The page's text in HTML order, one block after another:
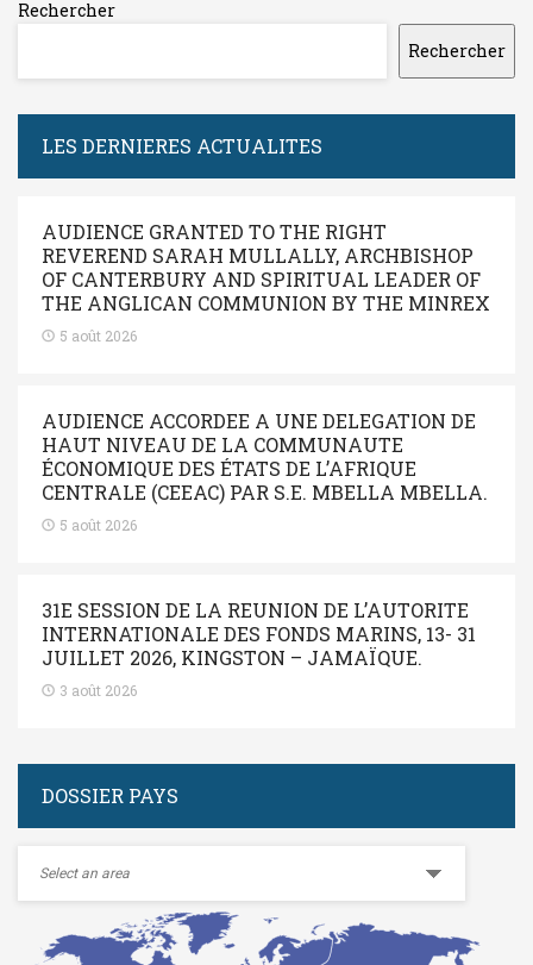
Rechercher
Rechercher
LES DERNIERES ACTUALITES
AUDIENCE GRANTED TO THE RIGHT
REVEREND SARAH MULLALLY, ARCHBISHOP
OF CANTERBURY AND SPIRITUAL LEADER OF
THE ANGLICAN COMMUNION BY THE MINREX
5 août 2026
AUDIENCE ACCORDEE A UNE DELEGATION DE
HAUT NIVEAU DE LA COMMUNAUTE
ÉCONOMIQUE DES ÉTATS DE L’AFRIQUE
CENTRALE (CEEAC) PAR S.E. MBELLA MBELLA.
5 août 2026
31E SESSION DE LA REUNION DE L’AUTORITE
INTERNATIONALE DES FONDS MARINS, 13- 31
JUILLET 2026, KINGSTON – JAMAÏQUE.
3 août 2026
DOSSIER PAYS